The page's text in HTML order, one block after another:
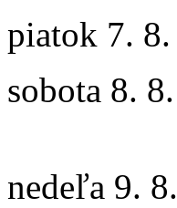
piatok 7. 8.
sobota 8. 8.
nedeľa 9. 8.